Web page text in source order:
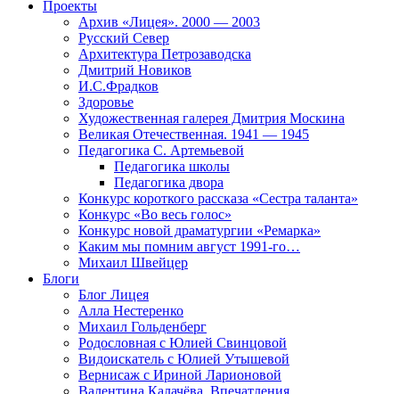
Проекты
Архив «Лицея». 2000 — 2003
Русский Север
Архитектура Петрозаводска
Дмитрий Новиков
И.С.Фрадков
Здоровье
Художественная галерея Дмитрия Москина
Великая Отечественная. 1941 — 1945
Педагогика С. Артемьевой
Педагогика школы
Педагогика двора
Конкурс короткого рассказа «Сестра таланта»
Конкурс «Во весь голос»
Конкурс новой драматургии «Ремарка»
Каким мы помним август 1991-го…
Михаил Швейцер
Блоги
Блог Лицея
Алла Нестеренко
Михаил Гольденберг
Родословная с Юлией Свинцовой
Видоискатель с Юлией Утышевой
Вернисаж с Ириной Ларионовой